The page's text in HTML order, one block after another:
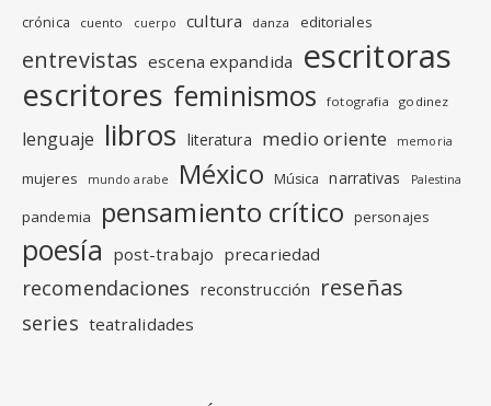
crónica cuento cuerpo cultura danza editoriales
entrevistas escena expandida escritoras
escritores feminismos fotografia godinez
lenguaje libros literatura medio oriente memoria
mujeres mundo arabe México Música narrativas Palestina
pandemia pensamiento crítico personajes
poesía post-trabajo precariedad
recomendaciones reconstrucción reseñas
series teatralidades